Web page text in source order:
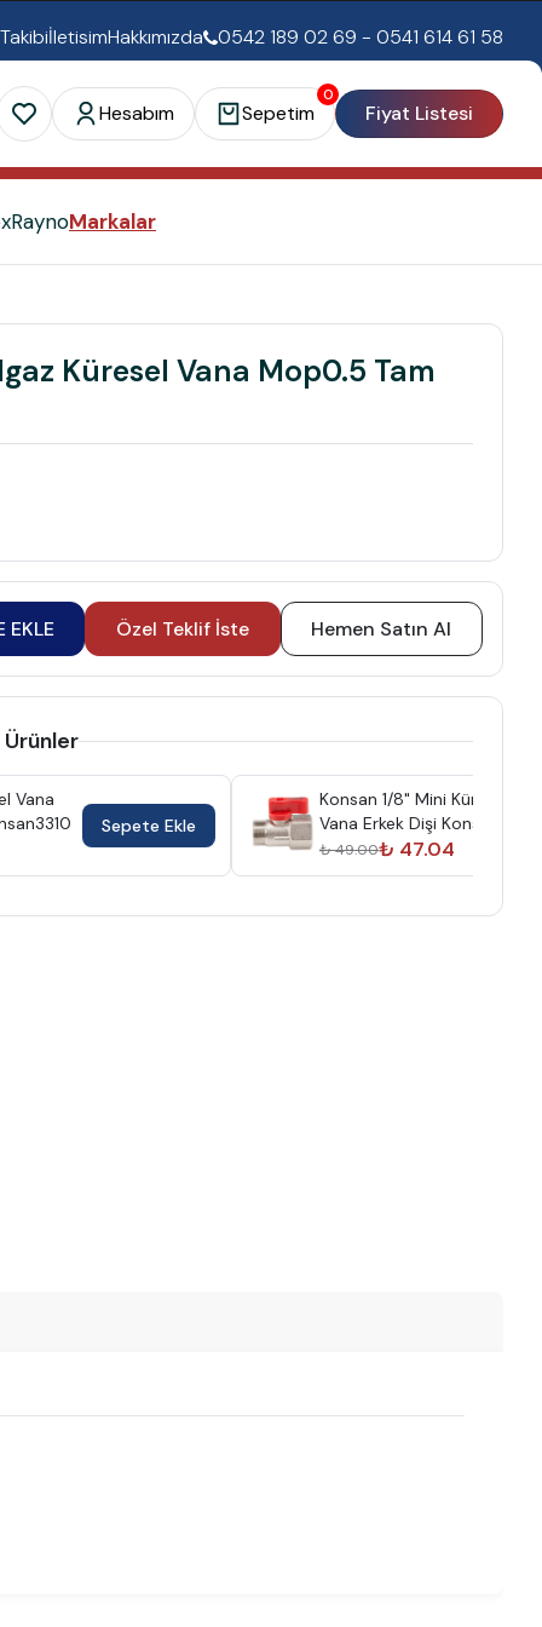
İletisimHakkımızda 0542 189 02 69 - 0541 614 61 58
Hesabım
0
Sepetim Fiyat Listesi
RaynoMarkalar
Küresel Vana Mop0.5 Tam
EKLE Özel Teklif İste Hemen Satın Al
Vana
Sepete Ekle
Konsan 1/8" Mini Küresel
Vana Erkek Dişi Konsan601
₺ 49.00₺ 47.04